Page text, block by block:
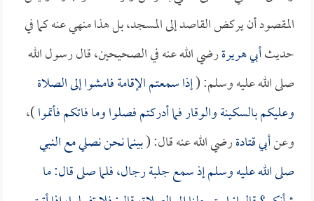
المقصود أن يركض القاصد إلى المسجد، بل هذا منهي عنه كما في
حديثأبي هريرةرضي الله عنه في الصحيحين، قال رسول الله
صلى الله عليه وسلم: (إذا سمعتم الإقامة فامشوا إلى الصلاة
وعليكم بالسكينة والوقار فما أدركتم فصلوا وما فاتكم فأتموا)،
وعنأبي قتادةرضي الله عنه قال: (بينما نحن نصلي مع النبي
صلى الله عليه وسلم إذ سمع جلبة رجال، فلما صلى قال: ما